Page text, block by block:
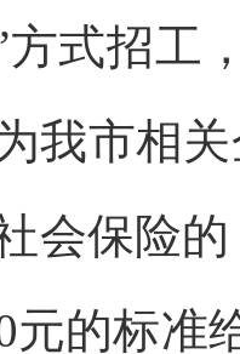
方式招工
我市相
会保险
元的标准